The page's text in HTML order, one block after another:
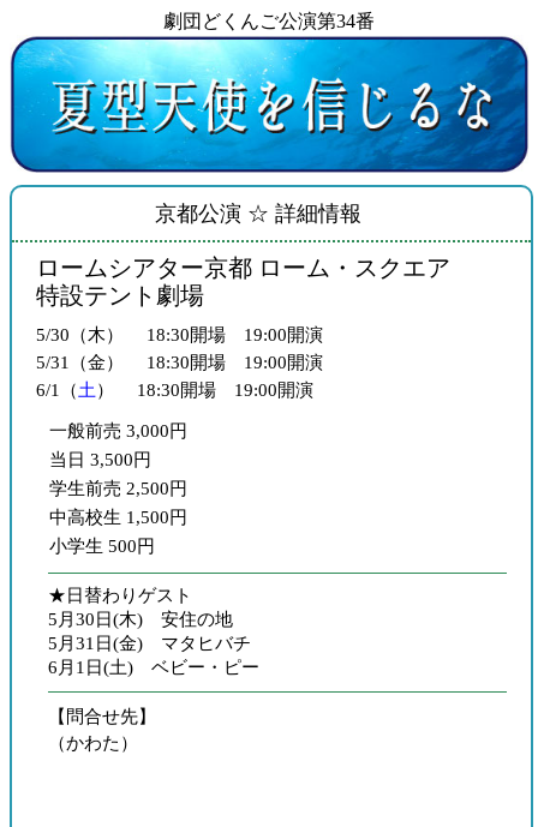
劇団どくんご公演第34番
京都公演 ☆詳細情報
ロームシアター京都 ローム・スクエア
特設テント劇場
5/30（木）
18:30開場 19:00開演
5/31（金）
18:30開場 19:00開演
6/1（土 ） 18:30開場 19:00開演
一般前売 3,000円
当日 3,500円
学生前売 2,500円
中高校生 1,500円
小学生 500円
★日替わりゲスト
5月30日(木) 安住の地
5月31日(金) マタヒバチ
6月1日(土) ベビー・ピー
【問合せ先】
（かわた）